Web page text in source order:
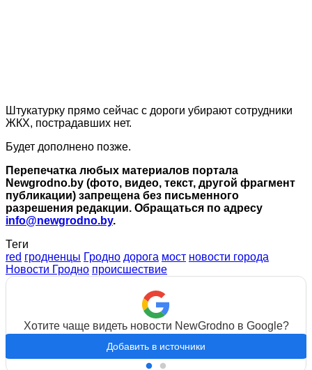
Штукатурку прямо сейчас с дороги убирают сотрудники
ЖКХ, пострадавших нет.
Будет дополнено позже.
Перепечатка любых материалов портала
Newgrodno.by (фото, видео, текст, другой фрагмент
публикации) запрещена без письменного
разрешения редакции. Обращаться по адресу
info@newgrodno.by.
Теги
red гродненцы Гродно дорога мост новости города
Новости Гродно происшествие
Хотите чаще видеть новости NewGrodno в Google?
Добавить в источники